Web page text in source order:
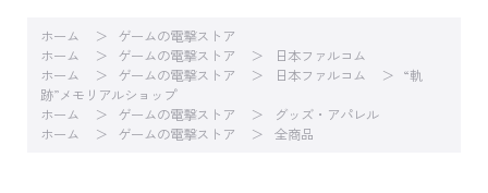
ホーム
ゲームの電撃ストア
ホーム
ゲームの電撃ストア
日本ファルコム
ホーム
ゲームの電撃ストア 日本ファルコム
“軌
跡”メモリアルショップ
ホーム
ゲームの電撃ストア
グッズ・アパレル
ホーム
ゲームの電撃ストア 全商品